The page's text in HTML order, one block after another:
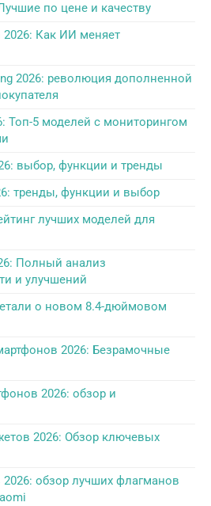
по цене и качеству
Как ИИ меняет
2026: революция дополненной
Топ-5 моделей с мониторингом
выбор, функции и тренды
тренды, функции и выбор
лучших моделей для
Полный анализ
и улучшений
о новом 8.4-дюймовом
2026: Безрамочные
2026: обзор и
2026: Обзор ключевых
обзор лучших флагманов